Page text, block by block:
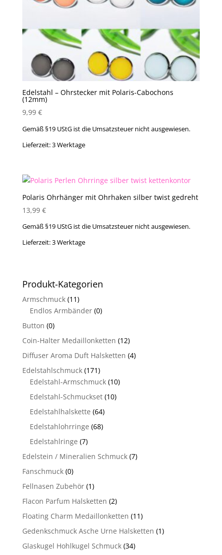
Edelstahl – Ohrstecker mit Polaris-Cabochons
(12mm)
9,99 €
Gemäß §19 UStG ist die Umsatzsteuer nicht ausgewiesen.
Lieferzeit:3 Werktage
Polaris Ohrhänger mit Ohrhaken silber twist gedreht
13,99 €
Gemäß §19 UStG ist die Umsatzsteuer nicht ausgewiesen.
Lieferzeit:3 Werktage
Produkt-Kategorien
Armschmuck (11)
Endlos Armbänder (0)
Button (0)
Coin-Halter Medaillonketten (12)
Diffuser Aroma Duft Halsketten (4)
Edelstahlschmuck (171)
Edelstahl-Armschmuck (10)
Edelstahl-Schmuckset (10)
Edelstahlhalskette (64)
Edelstahlohrringe (68)
Edelstahlringe (7)
Edelstein / Mineralien Schmuck (7)
Fanschmuck (0)
Fellnasen Zubehör (1)
Flacon Parfum Halsketten (2)
Floating Charm Medaillonketten (11)
Gedenkschmuck Asche Urne Halsketten (1)
Glaskugel Hohlkugel Schmuck (34)